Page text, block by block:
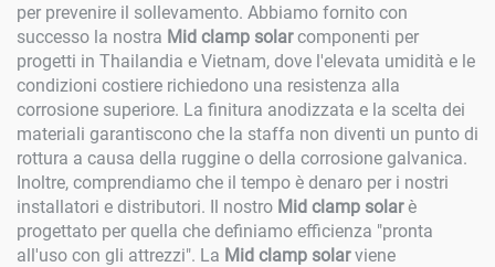
per prevenire il sollevamento. Abbiamo fornito con
successo la nostra Mid clamp solarcomponenti per
progetti in Thailandia e Vietnam, dove l'elevata umidità e le
condizioni costiere richiedono una resistenza alla
corrosione superiore. La finitura anodizzata e la scelta dei
materiali garantiscono che la staffa non diventi un punto di
rottura a causa della ruggine o della corrosione galvanica.
Inoltre, comprendiamo che il tempo è denaro per i nostri
installatori e distributori. Il nostro Mid clamp solarè
progettato per quella che definiamo efficienza "pronta
all'uso con gli attrezzi". La Mid clamp solarviene